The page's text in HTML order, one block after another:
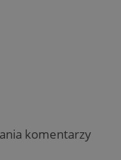
komentarzy